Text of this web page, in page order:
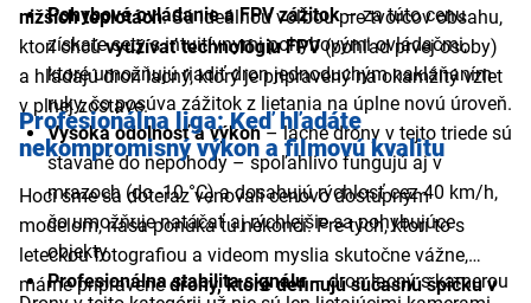
nižších teplotách. Sú ideálnou voľbou pre tvorcov obsahu,
ktorí chcúvyužívať technológiu FPV(pohľad prvej osoby)
a hľadajú dron lacný, ktorý je pripravený na okamžitý vzlet
v plnej zostave.
Pohybové ovládanie a FPV zážitok– za túto cenu
získate sety s intuitívnymi pohybovými ovládačmi,
ktoré umožňujú riadiť dron jednoduchým nakláňaním
ruky, čo posúva zážitok z lietania na úplne novú úroveň.
Vysoká odolnosť a výkon– lacné drony v tejto triede sú
stavané do nepohody – spoľahlivo fungujú aj v
mrazoch (do -10 °C) a dosahujú rýchlosť cez 40 km/h,
čo umožňuje natáčať aj rýchlejšie sa pohybujúce
objekty.
Profesionálna stabilita signálu– dron lacný s kamerou
Profesionálna liga: Keď hľadáte
nekompromisný výkon a filmovú kvalitu
Hoci sme sa doteraz venovali cenovo dostupným
modelom, naša ponuka tu nekončí. Pre tých, ktorí to s
leteckou fotografiou a videom myslia skutočne vážne,
máme pripravenédrony, ktoré definujú súčasnú špičku v